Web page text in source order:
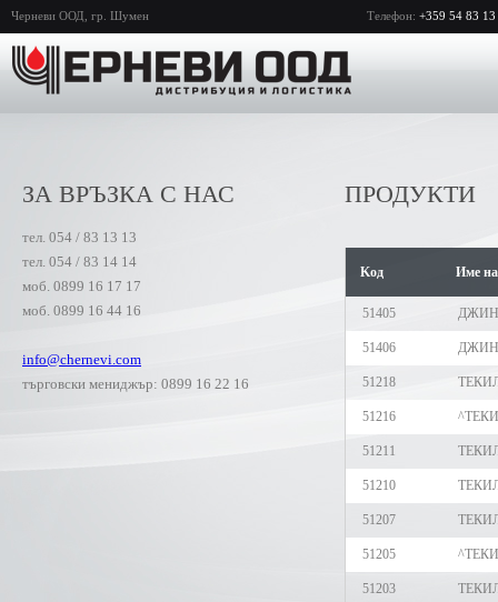
Черневи ООД, гр. Шумен Телефон: +359 54 83 13
ЗА ВРЪЗКА С НАС
тел. 054 / 83 13 13
тел. 054 / 83 14 14
моб. 0899 16 17 17
моб. 0899 16 44 16
info@chernevi.com
търговски мениджър: 0899 16 22 16
ПРОДУКТИ
Kод Име
51405 ДЖИН
51406 ДЖИН
51218
51216
51211
51210
51207
51205
51203